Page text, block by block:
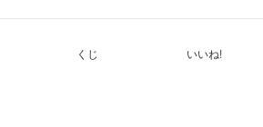
くじ いいね!